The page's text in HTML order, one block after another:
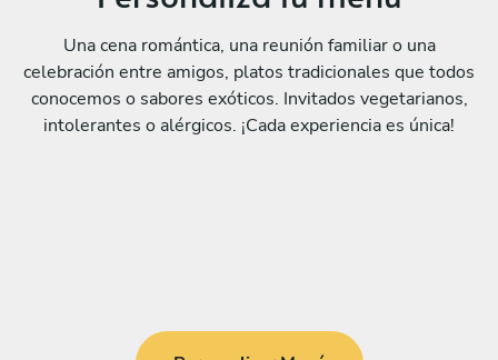
Una cena romántica, una reunión familiar o una
celebración entre amigos, platos tradicionales que todos
conocemos o sabores exóticos. Invitados vegetarianos,
intolerantes o alérgicos. ¡Cada experiencia es única!